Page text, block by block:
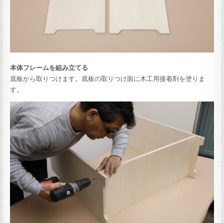
本体フレームを組み立てる
底板から取りつけます。底板の取りつけ面に木工用接着剤を塗りま
す。